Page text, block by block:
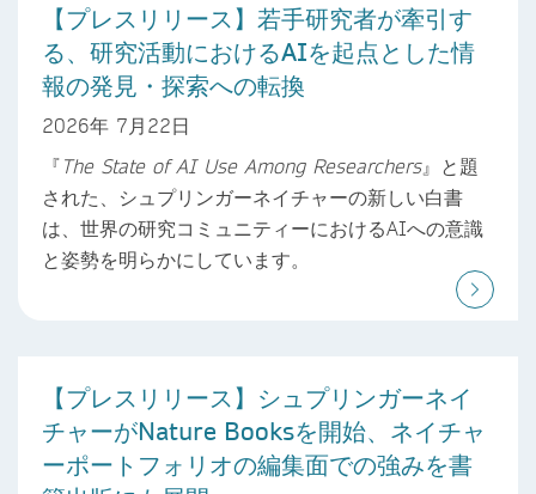
【プレスリリース】若手研究者が牽引す
る、研究活動におけるAIを起点とした情
報の発見・探索への転換
2026年 7月22日
『The State of AI Use Among Researchers』と題
された、シュプリンガーネイチャーの新しい白書
は、世界の研究コミュニティーにおけるAIへの意識
と姿勢を明らかにしています。
【プレスリリース】シュプリンガーネイ
チャーがNature Booksを開始、ネイチャ
ーポートフォリオの編集面での強みを書